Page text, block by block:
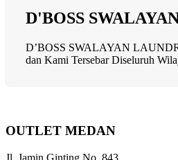
D'BOSS
D’BOSS SWALAYAN
dan Kami Tersebar Diseluruh
OUTLET MEDAN
Jl. Jamin Ginting No. 843